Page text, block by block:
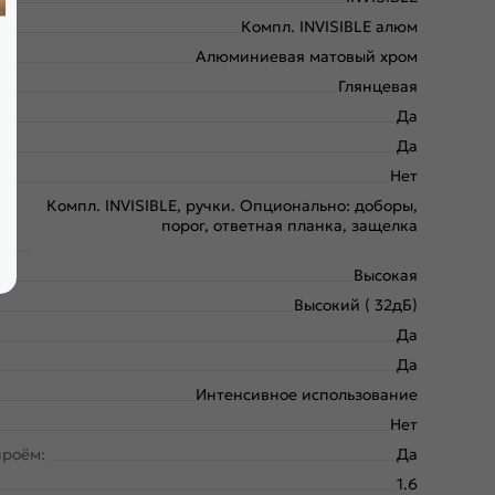
Компл. INVISIBLE алюм
Алюминиевая матовый хром
Глянцевая
Да
Да
Нет
Компл. INVISIBLE, ручки. Опционально: доборы,
порог, ответная планка, защелка
Высокая
Высокий ( 32дБ)
Да
Да
Интенсивное использование
Нет
Да
1.6